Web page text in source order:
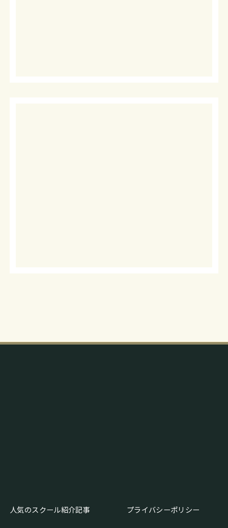
人気のスクール紹介記事 プライバシーポリシー